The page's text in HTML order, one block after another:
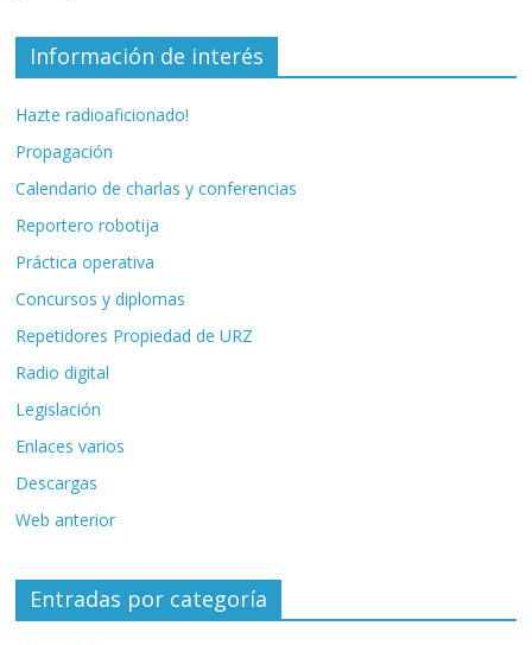
Información de interés
Hazte radioaficionado!
Propagación
Calendario de charlas y conferencias
Reportero robotija
Práctica operativa
Concursos y diplomas
Repetidores Propiedad de URZ
Radio digital
Legislación
Enlaces varios
Descargas
Web anterior
Entradas por categoría